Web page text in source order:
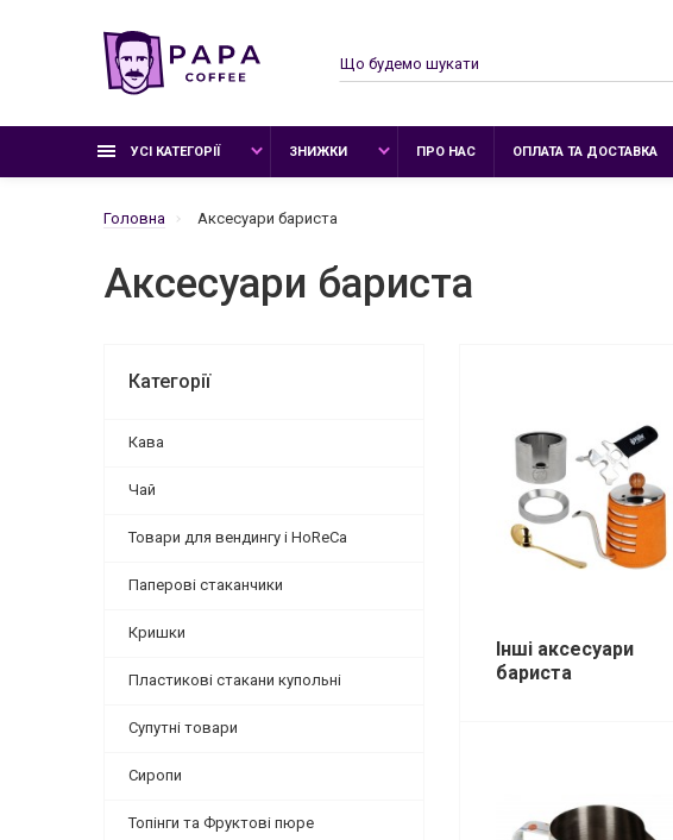
УСІ КАТЕГОРІЇ ЗНИЖКИ ПРО НАС ОПЛАТА ТА ДОСТАВКА
Головна Аксесуари бариста
Аксесуари бариста
Категорії
Кава
Чай
Товари для вендингу і HoReCa
Паперові стаканчики
Кришки
Пластикові стакани купольні
Супутні товари
Сиропи
Топінги та Фруктові пюре
Інші аксесуари
бариста